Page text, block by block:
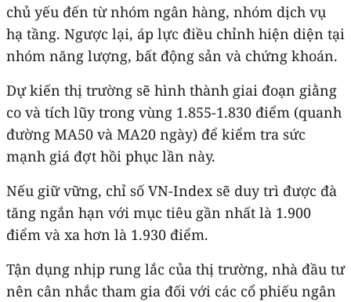
chủ yếu đến từ nhóm ngân hàng, nhóm dịch vụ
hạ tầng. Ngược lại, áp lực điều chỉnh hiện diện tại
nhóm năng lượng, bất động sản và chứng khoán.
Dự kiến thị trường sẽ hình thành giai đoạn giằng
co và tích lũy trong vùng 1.855-1.830 điểm (quanh
đường MA50 và MA20 ngày) để kiểm tra sức
mạnh giá đợt hồi phục lần này.
Nếu giữ vững, chỉ số VN-Index sẽ duy trì được đà
tăng ngắn hạn với mục tiêu gần nhất là 1.900
điểm và xa hơn là 1.930 điểm.
Tận dụng nhịp rung lắc của thị trường, nhà đầu tư
nên cân nhắc tham gia đối với các cổ phiếu ngân